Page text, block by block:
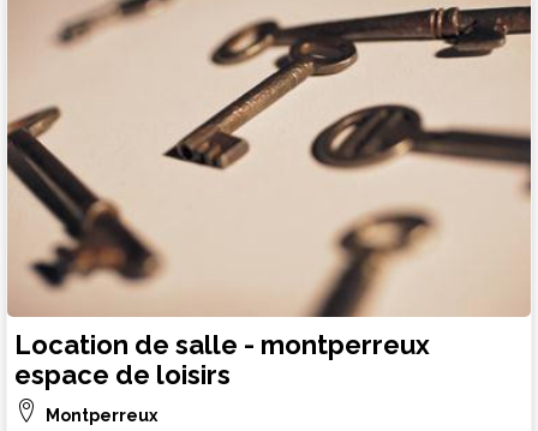
Location de salle - montperreux
espace de loisirs
Montperreux